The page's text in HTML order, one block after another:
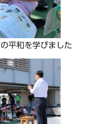
平和を学びました